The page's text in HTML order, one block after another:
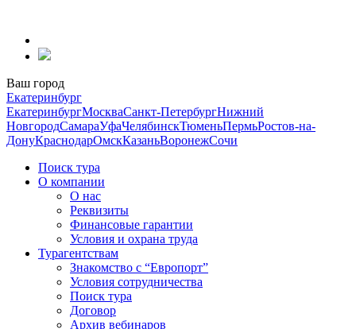
содержанию
Ваш город
Екатеринбург
ЕкатеринбургМоскваСанкт-ПетербургНижний
НовгородСамараУфаЧелябинскТюменьПермьРостов-на-
ДонуКраснодарОмскКазаньВоронежСочи
Поиск тура
О компании
О нас
Реквизиты
Финансовые гарантии
Условия и охрана труда
Турагентствам
Знакомство с “Европорт”
Условия сотрудничества
Поиск тура
Договор
Архив вебинаров